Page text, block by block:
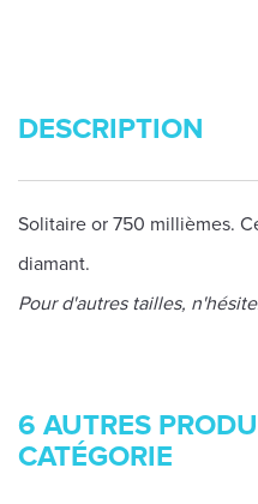
DESCRIPTION
Solitaire or 750 millièmes.
diamant.
Pour d'autres tailles,
6 AUTRES
CATÉGORIE